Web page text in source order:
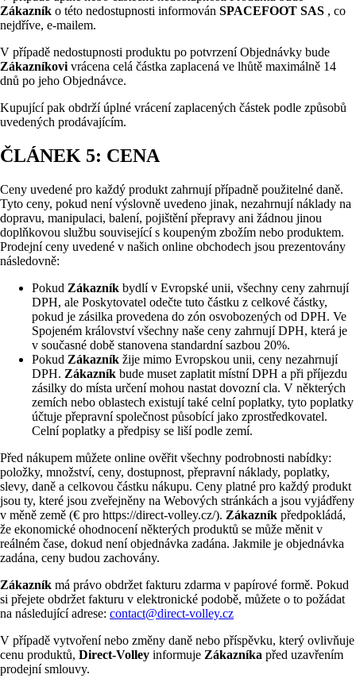
Zákazník o této nedostupnosti informován SPACEFOOT SAS , co
nejdříve, e-mailem.
V případě nedostupnosti produktu po potvrzení Objednávky bude
Zákazníkovi vrácena celá částka zaplacená ve lhůtě maximálně 14
dnů po jeho Objednávce.
Kupující pak obdrží úplné vrácení zaplacených částek podle způsobů
uvedených prodávajícím.
ČLÁNEK 5: CENA
Ceny uvedené pro každý produkt zahrnují případně použitelné daně.
Tyto ceny, pokud není výslovně uvedeno jinak, nezahrnují náklady na
dopravu, manipulaci, balení, pojištění přepravy ani žádnou jinou
doplňkovou službu související s koupeným zbožím nebo produktem.
Prodejní ceny uvedené v našich online obchodech jsou prezentovány
následovně:
Pokud Zákazník bydlí v Evropské unii, všechny ceny zahrnují
DPH, ale Poskytovatel odečte tuto částku z celkové částky,
pokud je zásilka provedena do zón osvobozených od DPH. Ve
Spojeném království všechny naše ceny zahrnují DPH, která je
v současné době stanovena standardní sazbou 20%.
Pokud Zákazník žije mimo Evropskou unii, ceny nezahrnují
DPH. Zákazník bude muset zaplatit místní DPH a při příjezdu
zásilky do místa určení mohou nastat dovozní cla. V některých
zemích nebo oblastech existují také celní poplatky, tyto poplatky
účtuje přepravní společnost působící jako zprostředkovatel.
Celní poplatky a předpisy se liší podle zemí.
Před nákupem můžete online ověřit všechny podrobnosti nabídky:
položky, množství, ceny, dostupnost, přepravní náklady, poplatky,
slevy, daně a celkovou částku nákupu. Ceny platné pro každý produkt
jsou ty, které jsou zveřejněny na Webových stránkách a jsou vyjádřeny
v měně země (€ pro https://direct-volley.cz/). Zákazník předpokládá,
že ekonomické ohodnocení některých produktů se může měnit v
reálném čase, dokud není objednávka zadána. Jakmile je objednávka
zadána, ceny budou zachovány.
Zákazník má právo obdržet fakturu zdarma v papírové formě. Pokud
si přejete obdržet fakturu v elektronické podobě, můžete o to požádat
na následující adrese: contact@direct-volley.cz
V případě vytvoření nebo změny daně nebo příspěvku, který ovlivňuje
cenu produktů, Direct-Volley informuje Zákazníka před uzavřením
prodejní smlouvy.